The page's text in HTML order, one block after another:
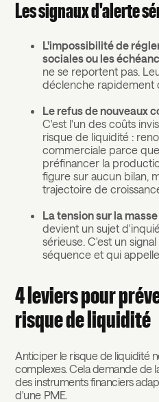
Les signaux d'alerte
L'impossibilité de
sociales ou les
ne se reportent pas.
déclenche rapidement
Le refus de nouveaux
C'est l'un des coûts
risque de liquidité :
commerciale parce
préfinancer la
figure sur aucun bilan,
trajectoire de
La tension sur la
devient un sujet
sérieuse. C'est un
séquence et qui
4 leviers pour
risque de liquidité
Anticiper le risque de liquidité
complexes. Cela demande de
des instruments financiers
d'une PME.